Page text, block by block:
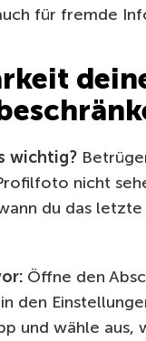
für fremde
wichtig?
nicht
du das
Öffne den
in den
und wähle aus,